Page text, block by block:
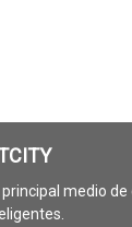
principal medio